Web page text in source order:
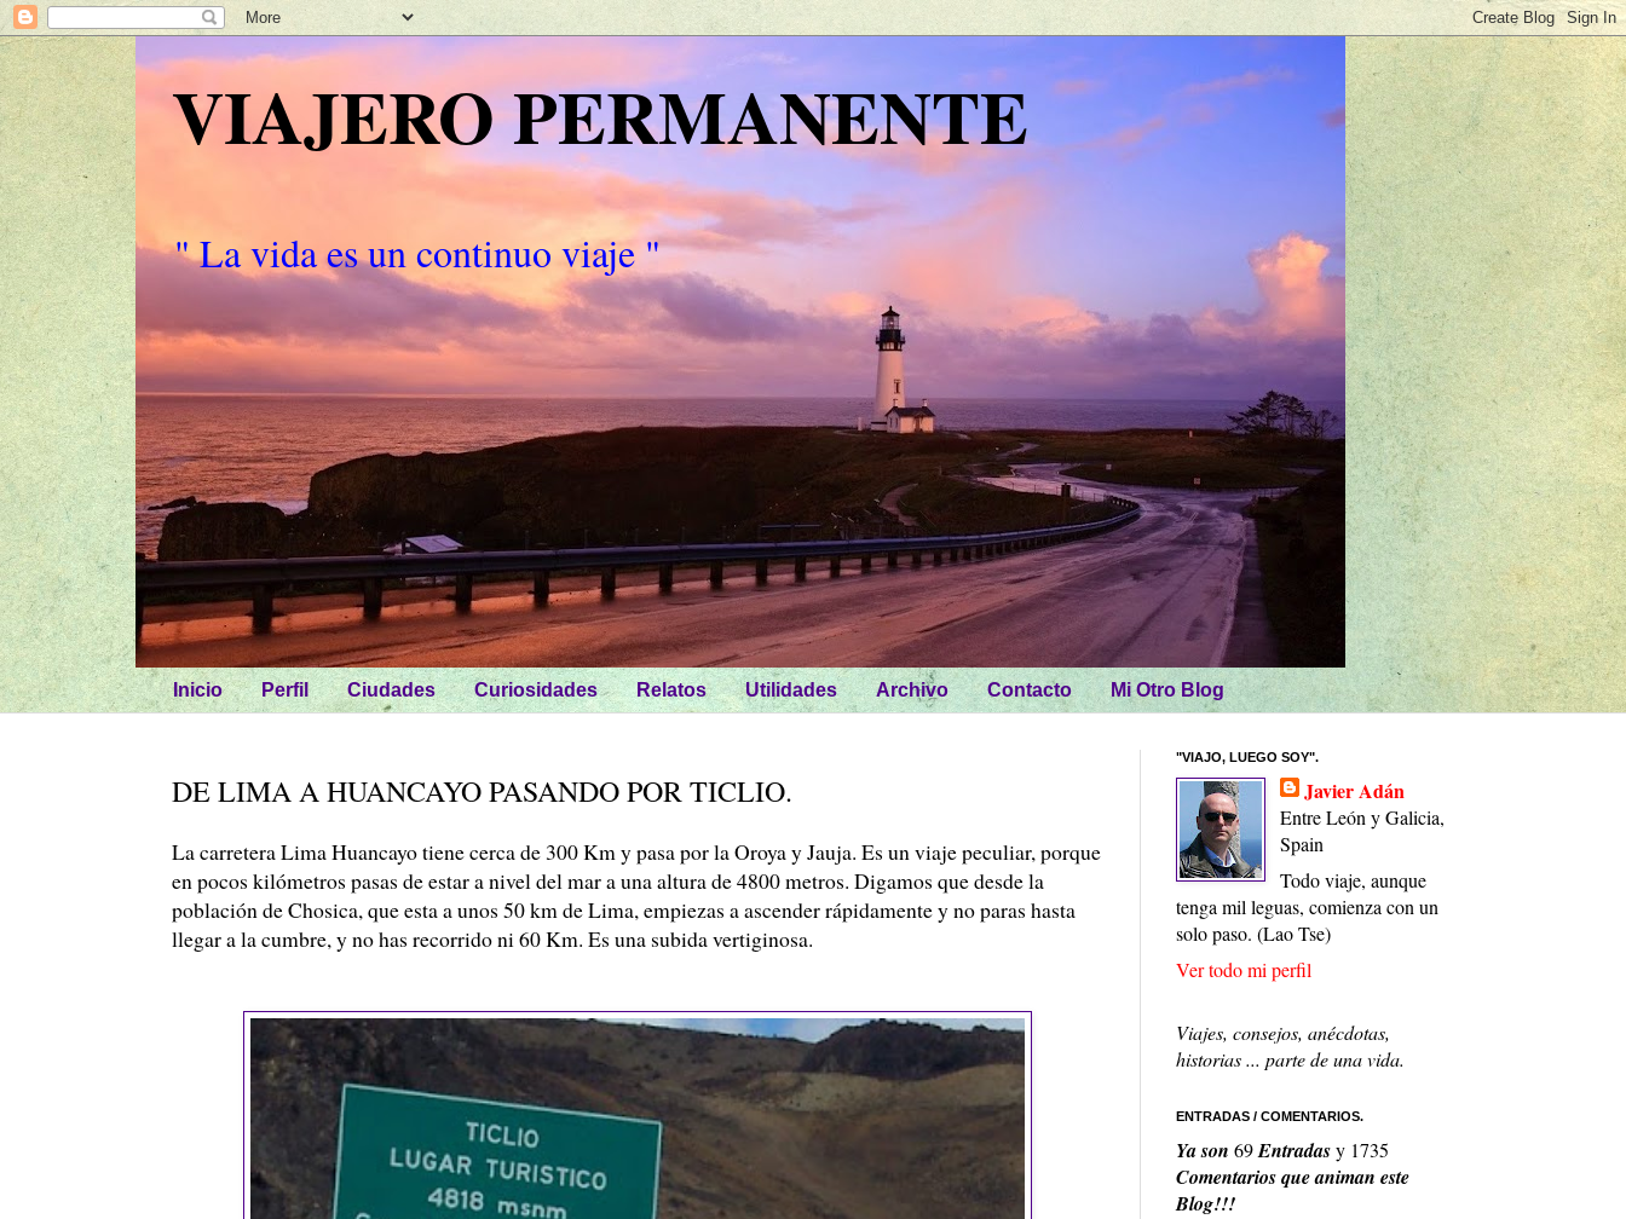
VIAJERO PERMANENTE
" La vida es un continuo viaje "
Inicio Perfil Ciudades Curiosidades Relatos Utilidades Archivo Contacto Mi Otro Blog
DE LIMA A HUANCAYO PASANDO POR TICLIO.
La carretera LimaHuancayotiene cerca de 300 Km y pasa por la Oroya y Jauja. Es un viaje peculiar, porque
en pocos kilómetros pasas de estar a nivel del mar a una altura de 4800 metros. Digamos que desde la
población deChosica, que esta a unos 50 km de Lima, empiezas a ascender rápidamente y no paras hasta
llegar a la cumbre, y no has recorrido ni 60 Km. Es una subida vertiginosa.
"VIAJO, LUEGO SOY".
Javier Adán
Entre León y Galicia,
Spain
Todo viaje, aunque
tenga mil leguas, comienza con un
solo paso. (Lao Tse)
Ver todo mi perfil
Viajes, consejos, anécdotas,
historias ... parte de una vida.
ENTRADAS / COMENTARIOS.
Ya son 69Entradasy 1735
Comentarios que animan este
Blog!!!